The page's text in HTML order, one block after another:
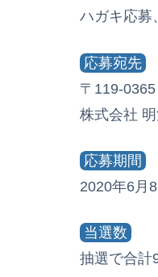
ハガキ応募
応募宛先
〒119-
株式会社
応募期間
2020年6月
当選数
抽選で合計